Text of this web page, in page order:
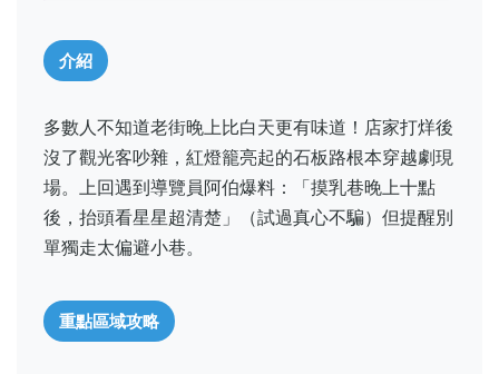
介紹
多數人不知道老街晚上比白天更有味道！店家打烊後
沒了觀光客吵雜，紅燈籠亮起的石板路根本穿越劇現
場。上回遇到導覽員阿伯爆料：「摸乳巷晚上十點
後，抬頭看星星超清楚」（試過真心不騙）但提醒別
單獨走太偏避小巷。
重點區域攻略